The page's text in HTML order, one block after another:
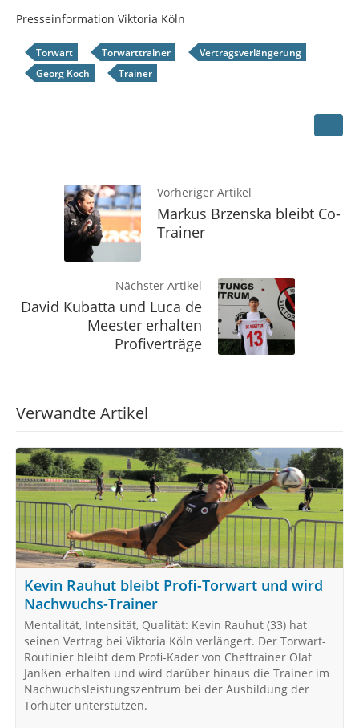
Presseinformation Viktoria Köln
Torwart Torwarttrainer
Vertragsverlängerung
Georg Koch
Trainer
Vorheriger Artikel
Markus Brzenska bleibt Co-
Trainer
Nächster Artikel
David Kubatta und Luca de
Meester erhalten
Profiverträge
Verwandte Artikel
Kevin Rauhut bleibt Profi-Torwart und wird
Nachwuchs-Trainer
Mentalität, Intensität, Qualität: Kevin Rauhut (33) hat
seinen Vertrag bei Viktoria Köln verlängert. Der Torwart-
Routinier bleibt dem Profi-Kader von Cheftrainer Olaf
Janßen erhalten und wird darüber hinaus die Trainer im
Nachwuchsleistungszentrum bei der Ausbildung der
Torhüter unterstützen.